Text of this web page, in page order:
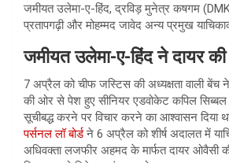
जमीयत उलेमा-ए-हिंद, द्रविड़ मुनेत्र कषगम
प्रतापगढ़ी और मोहम्मद जावेद अन्य प्रमुख
जमीयत उलेमा-ए-हिंद ने दायर की
7 अप्रैल को चीफ जस्टिस की अध्यक्षता वाली बेंच
की ओर से पेश हुए सीनियर एडवोकेट कपिल सिब्बल
सूचीबद्ध करने पर विचार करने का आश्वासन दिया
पर्सनल लॉ बोर्डने 6 अप्रैल को शीर्ष अदालत में
अधिवक्ता लजफीर अहमद के मार्फत दायर ओवैसी